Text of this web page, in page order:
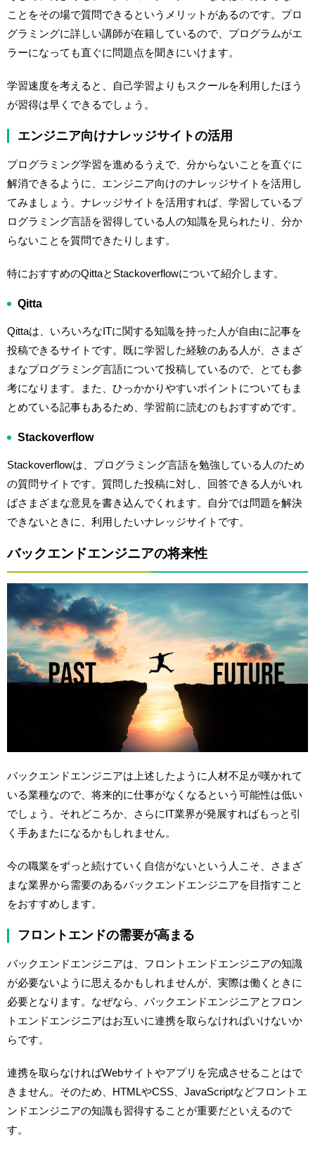
ことをその場で質問できるというメリットがあるのです。プロ
グラミングに詳しい講師が在籍しているので、プログラムがエ
ラーになっても直ぐに問題点を聞きにいけます。
学習速度を考えると、自己学習よりもスクールを利用したほう
が習得は早くできるでしょう。
エンジニア向けナレッジサイトの活用
プログラミング学習を進めるうえで、分からないことを直ぐに
解消できるように、エンジニア向けのナレッジサイトを活用し
てみましょう。ナレッジサイトを活用すれば、学習しているプ
ログラミング言語を習得している人の知識を見られたり、分か
らないことを質問できたりします。
特におすすめのQittaとStackoverflowについて紹介します。
Qitta
Qittaは、いろいろなITに関する知識を持った人が自由に記事を
投稿できるサイトです。既に学習した経験のある人が、さまざ
まなプログラミング言語について投稿しているので、とても参
考になります。また、ひっかかりやすいポイントについてもま
とめている記事もあるため、学習前に読むのもおすすめです。
Stackoverflow
Stackoverflowは、プログラミング言語を勉強している人のため
の質問サイトです。質問した投稿に対し、回答できる人がいれ
ばさまざまな意見を書き込んでくれます。自分では問題を解決
できないときに、利用したいナレッジサイトです。
バックエンドエンジニアの将来性
バックエンドエンジニアは上述したように人材不足が嘆かれて
いる業種なので、将来的に仕事がなくなるという可能性は低い
でしょう。それどころか、さらにIT業界が発展すればもっと引
く手あまたになるかもしれません。
今の職業をずっと続けていく自信がないという人こそ、さまざ
まな業界から需要のあるバックエンドエンジニアを目指すこと
をおすすめします。
フロントエンドの需要が高まる
バックエンドエンジニアは、フロントエンドエンジニアの知識
が必要ないように思えるかもしれませんが、実際は働くときに
必要となります。なぜなら、バックエンドエンジニアとフロン
トエンドエンジニアはお互いに連携を取らなければいけないか
らです。
連携を取らなければWebサイトやアプリを完成させることはで
きません。そのため、HTMLやCSS、JavaScriptなどフロントエ
ンドエンジニアの知識も習得することが重要だといえるので
す。